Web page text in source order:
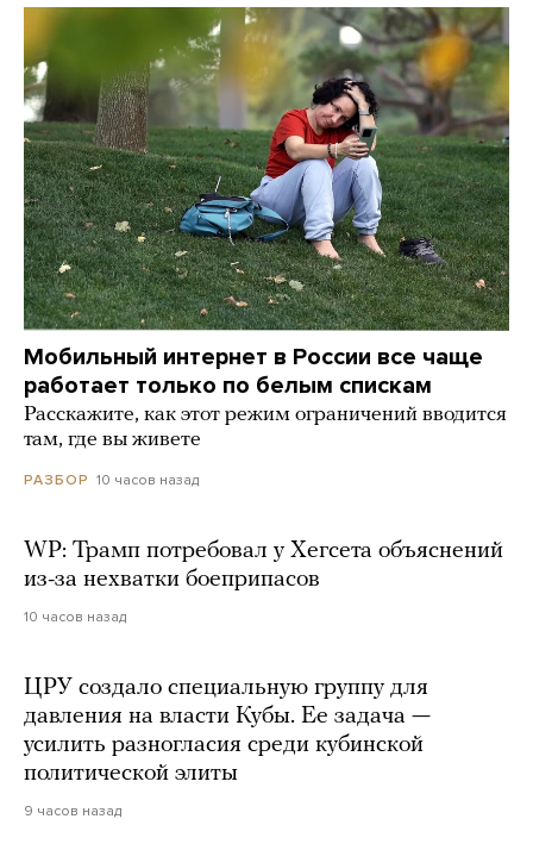
Мобильный интернет в России все чаще
работает только по белым спискам
Расскажите, как этот режим ограничений вводится
там, где вы живете
РАЗБОР 10 часов назад
WP: Трамп потребовал у Хегсета объяснений
из-за нехватки боеприпасов
10 часов назад
ЦРУ создало специальную группу для
давления на власти Кубы. Ее задача —
усилить разногласия среди кубинской
политической элиты
9 часов назад